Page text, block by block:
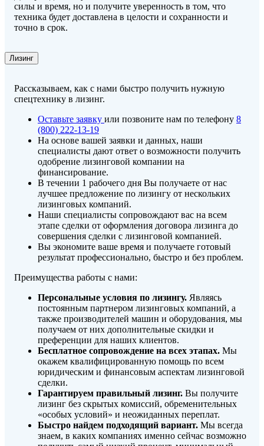
силы и время, но и получите уверенность в том, что
техника будет доставлена в целости и сохранности и
точно в срок.
Лизинг
Рассказываем, как с нами быстро получить нужную
спецтехнику в лизинг.
Оставьте заявку или позвоните нам по телефону 8
(800) 222-13-19
На основе вашей заявки и данных, наши
специалисты дают ответ о возможности получить
одобрение лизинговой компании на
финансирование.
В течении 1 рабочего дня Вы получаете от нас
лучшее предложение по лизингу от нескольких
лизинговых компаний.
Наши специалисты сопровождают вас на всем
этапе сделки от оформления договора лизинга до
совершения сделки с лизинговой компанией.
Вы экономите ваше время и получаете готовый
результат профессионально, быстро и без проблем.
Преимущества работы с нами:
Персональные условия по лизингу. Являясь
постоянным партнером лизинговых компаний, а
также производителей машин и оборудования, мы
получаем от них дополнительные скидки и
преференции для наших клиентов.
Бесплатное сопровождение на всех этапах. Мы
окажем квалифицированную помощь по всем
юридическим и финансовым аспектам лизинговой
сделки.
Гарантируем правильный лизинг. Вы получите
лизинг без скрытых комиссий, обременительных
«особых условий» и неожиданных переплат.
Быстро найдем подходящий вариант. Мы всегда
знаем, в каких компаниях именно сейчас возможно